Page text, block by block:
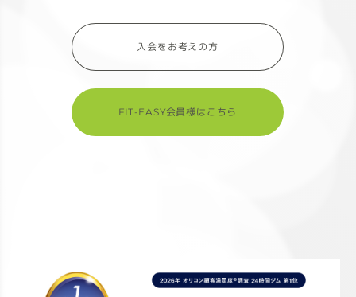
入会をお考えの方
FIT-EASY会員様はこちら